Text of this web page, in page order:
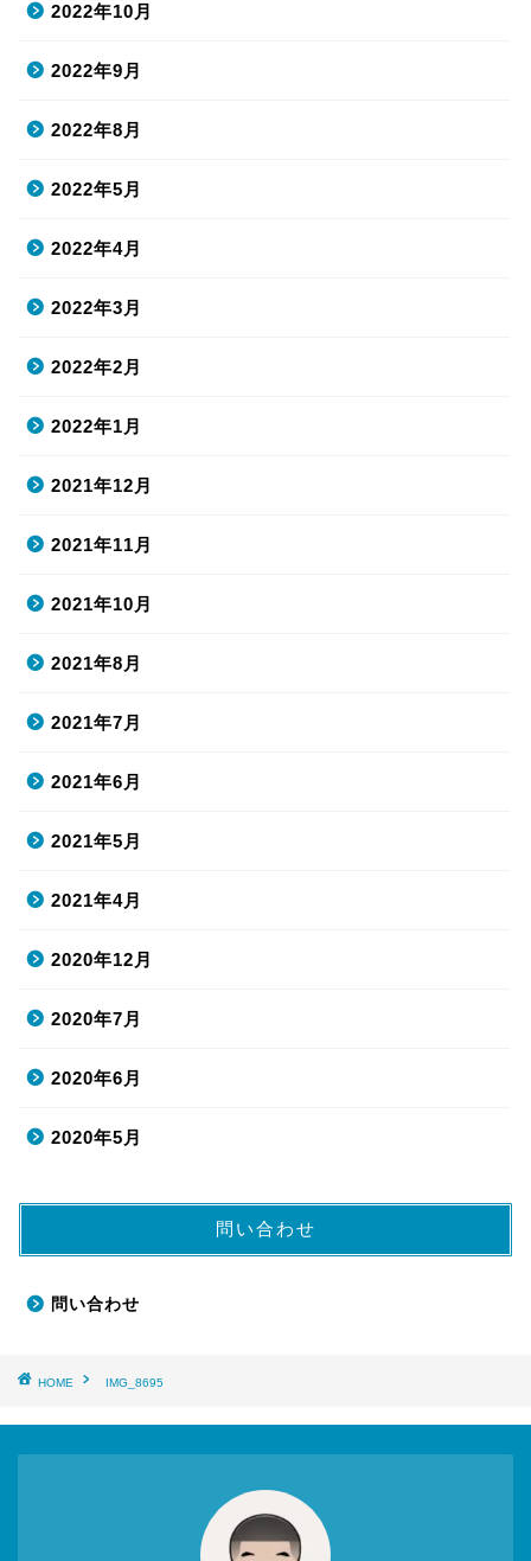
2022年10月
2022年9月
2022年8月
2022年5月
2022年4月
2022年3月
2022年2月
2022年1月
2021年12月
2021年11月
2021年10月
2021年8月
2021年7月
2021年6月
2021年5月
2021年4月
2020年12月
2020年7月
2020年6月
2020年5月
問い合わせ
問い合わせ
HOME IMG_8695